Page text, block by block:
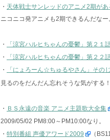
・ 天体戦士サンレッドのアニメ2期が
ニコニコ発アニメも2期できるんだなー
・ 「涼宮ハルヒちゃんの憂鬱」第２１
・
「涼宮ハルヒちゃんの憂鬱」第２２
・
「にょろーん☆ちゅるやさん」その
見るのをだんだん忘れそうな気がする！
・ ＢＳ永遠の音楽 アニメ主題歌大全集
2009/05/02 PM8:00～PM10:00なり。
・ 特別番組 声優アワード2009 （